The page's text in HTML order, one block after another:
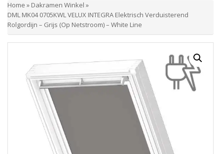
Home » Dakramen Winkel »
DML MK04 0705KWL VELUX INTEGRA Elektrisch Verduisterend
Rolgordijn – Grijs (Op Netstroom) – White Line